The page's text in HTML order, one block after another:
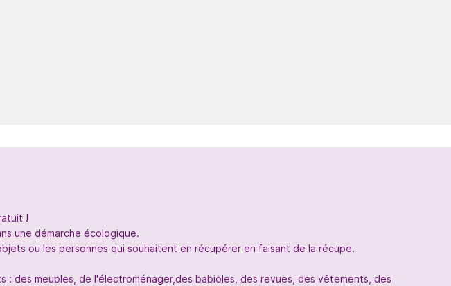
!
une démarche écologique.
ou les personnes qui souhaitent en récupérer en faisant de la récupe.
meubles, de l'électroménager,des babioles, des revues, des vêtements, des